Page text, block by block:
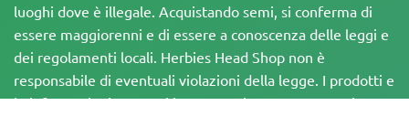
luoghi dove è illegale. Acquistando semi, si conferma di
essere maggiorenni e di essere a conoscenza delle leggi e
dei regolamenti locali. Herbies Head Shop non è
responsabile di eventuali violazioni della legge. I prodotti e
le informazioni presenti in questo sito non sono stati